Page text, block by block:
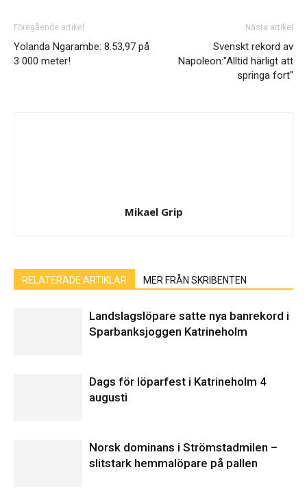
Föregående artikel
Yolanda Ngarambe: 8.53,97 på
3 000 meter!
Nästa artikel
Svenskt rekord av
Napoleon:"Alltid härligt att
springa fort"
Mikael Grip
RELATERADE ARTIKLAR MER FRÅN SKRIBENTEN
Landslagslöpare satte nya banrekord i
Sparbanksjoggen Katrineholm
Dags för löparfest i Katrineholm 4
augusti
Norsk dominans i Strömstadmilen –
slitstark hemmalöpare på pallen